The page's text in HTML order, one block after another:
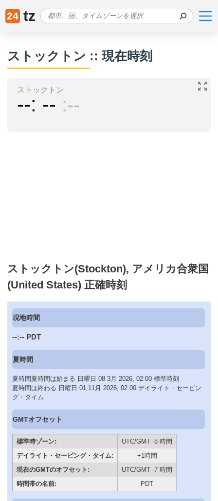
24 tz
ストックトン :: 現在時刻
ストックトン
-- -- --
ストックトン(Stockton), アメリカ合衆国
(United States) 正確時刻
現地時間
--:-- PDT
夏時間
夏時間夏時間は始まる 日曜日 08 3月 2026, 02:00 標準時刻
夏時間は終わる 日曜日 01 11月 2026, 02:00 デイライト・セービン
グ・タイム
GMTオフセット
標準時ゾーン:
UTC/GMT -8 時間
デイライト・セービング・タイム:
+1時間
現在のGMTのオフセット:
UTC/GMT -7 時間
時間帯の名前:
PDT